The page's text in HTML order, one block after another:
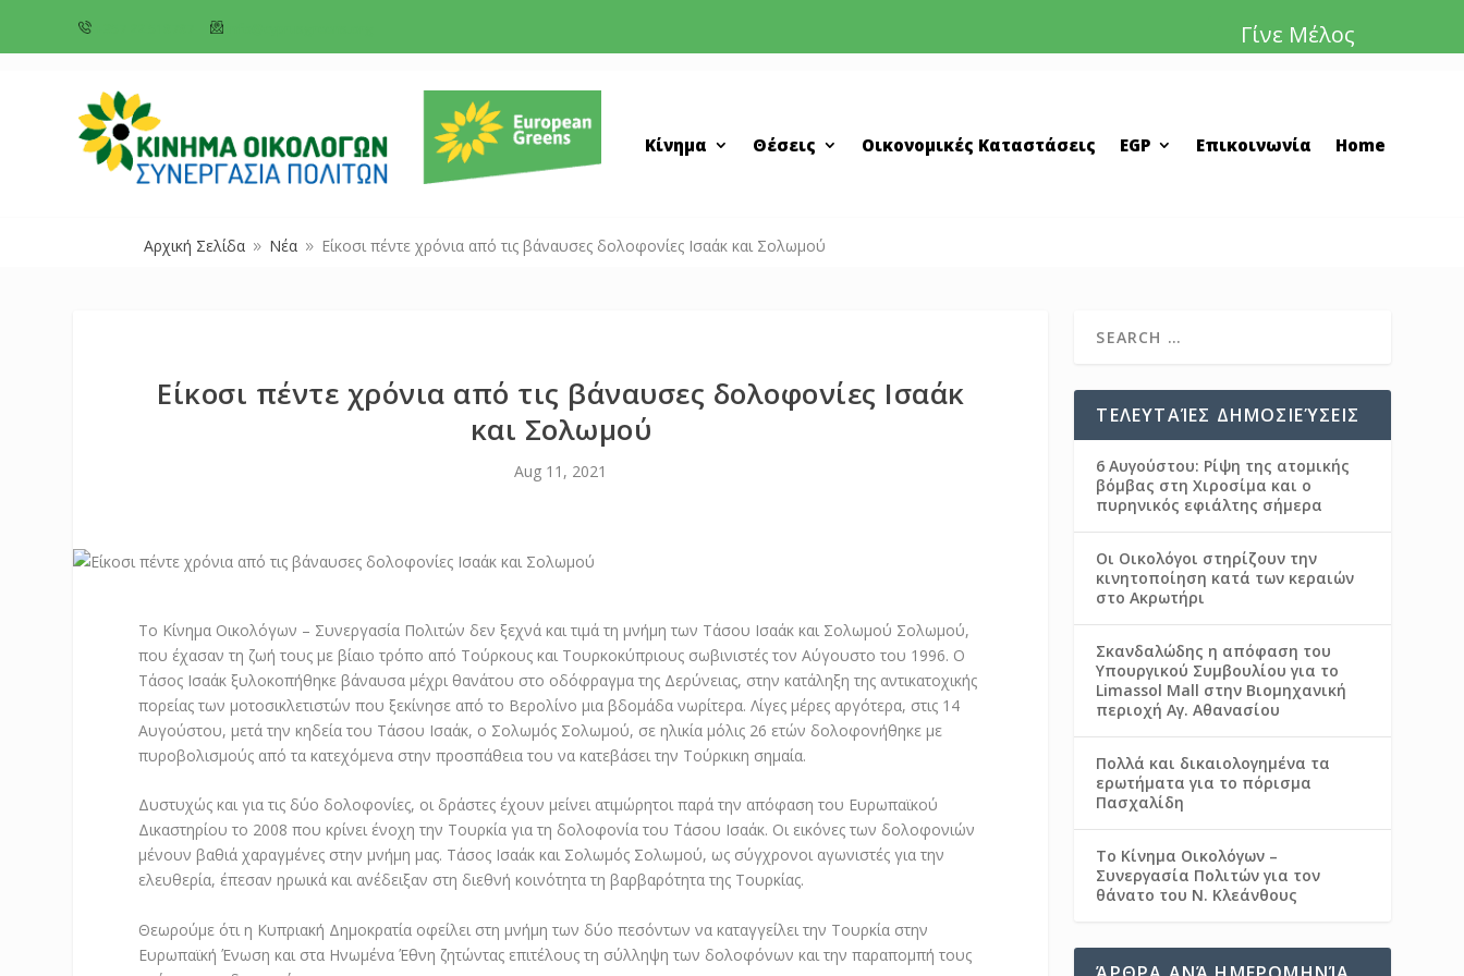
Γίνε Μέλος
Κίνημα Θέσεις Οικονομικές Καταστάσεις EGP Επικοινωνία Home
Αρχική Σελίδα 9 Νέα 9 Είκοσι πέντε χρόνια από τις βάναυσες δολοφονίες Ισαάκ και Σολωμού
Είκοσι πέντε χρόνια από τις βάναυσες δολοφονίες Ισαάκ
και Σολωμού
Aug 11, 2021
Το Κίνημα Οικολόγων – Συνεργασία Πολιτών δεν ξεχνά και τιμά τη μνήμη των Τάσου Ισαάκ και Σολωμού Σολωμού,
που έχασαν τη ζωή τους με βίαιο τρόπο από Τούρκους και Τουρκοκύπριους σωβινιστές τον Αύγουστο του 1996. Ο
Τάσος Ισαάκ ξυλοκοπήθηκε βάναυσα μέχρι θανάτου στο οδόφραγμα της Δερύνειας, στην κατάληξη της αντικατοχικής
πορείας των μοτοσικλετιστών που ξεκίνησε από το Βερολίνο μια βδομάδα νωρίτερα. Λίγες μέρες αργότερα, στις 14
Αυγούστου, μετά την κηδεία του Τάσου Ισαάκ, ο Σολωμός Σολωμού, σε ηλικία μόλις 26 ετών δολοφονήθηκε με
πυροβολισμούς από τα κατεχόμενα στην προσπάθεια του να κατεβάσει την Τούρκικη σημαία.
Δυστυχώς και για τις δύο δολοφονίες, οι δράστες έχουν μείνει ατιμώρητοι παρά την απόφαση του Ευρωπαϊκού
Δικαστηρίου το 2008 που κρίνει ένοχη την Τουρκία για τη δολοφονία του Τάσου Ισαάκ. Οι εικόνες των δολοφονιών
μένουν βαθιά χαραγμένες στην μνήμη μας. Τάσος Ισαάκ και Σολωμός Σολωμού, ως σύγχρονοι αγωνιστές για την
ελευθερία, έπεσαν ηρωικά και ανέδειξαν στη διεθνή κοινότητα τη βαρβαρότητα της Τουρκίας.
Θεωρούμε ότι η Κυπριακή Δημοκρατία οφείλει στη μνήμη των δύο πεσόντων να καταγγείλει την Τουρκία στην
Ευρωπαϊκή Ένωση και στα Ηνωμένα Έθνη ζητώντας επιτέλους τη σύλληψη των δολοφόνων και την παραπομπή τους
ΤΕΛΕΥΤΑΊΕΣ ΔΗΜΟΣΙΕΎΣΕΙΣ
6 Αυγούστου: Ρίψη της ατομικής
βόμβας στη Χιροσίμα και ο
πυρηνικός εφιάλτης σήμερα
Οι Οικολόγοι στηρίζουν την
κινητοποίηση κατά των κεραιών
στο Ακρωτήρι
Σκανδαλώδης η απόφαση του
Υπουργικού Συμβουλίου για το
Limassol Mall στην Βιομηχανική
περιοχή Αγ. Αθανασίου
Πολλά και δικαιολογημένα τα
ερωτήματα για το πόρισμα
Πασχαλίδη
Το Κίνημα Οικολόγων –
Συνεργασία Πολιτών για τον
θάνατο του Ν. Κλεάνθους